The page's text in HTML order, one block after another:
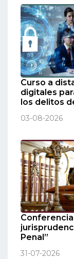
Curso a
digitales
los delitos
03-08-2026
Penal”
31-07-2026